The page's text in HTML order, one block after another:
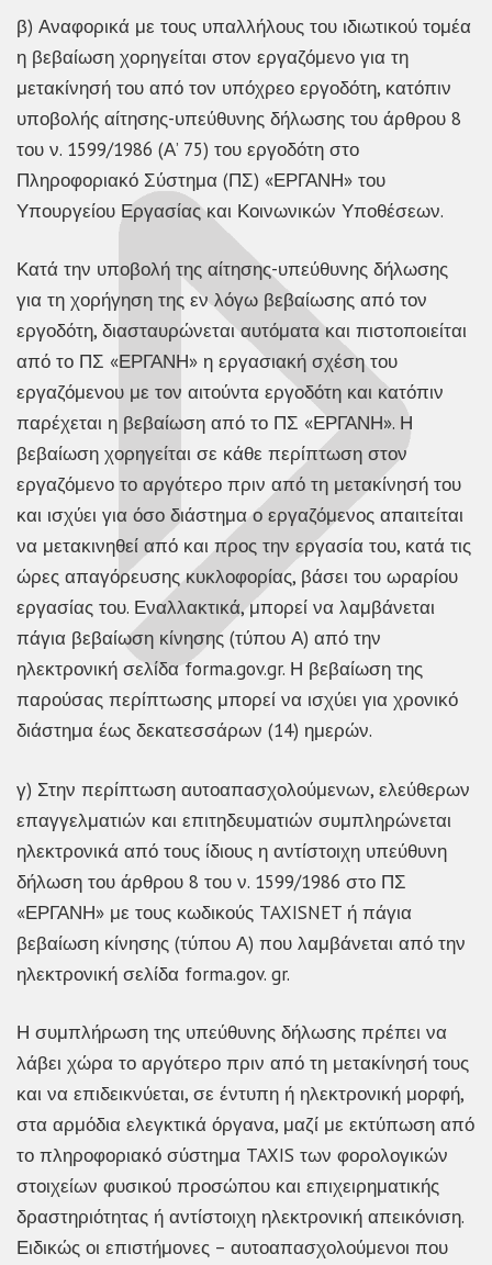
β) Αναφορικά με τους υπαλλήλους του ιδιωτικού τομέα
η βεβαίωση χορηγείται στον εργαζόμενο για τη
μετακίνησή του από τον υπόχρεο εργοδότη, κατόπιν
υποβολής αίτησης-υπεύθυνης δήλωσης του άρθρου 8
του ν. 1599/1986 (Α’ 75) του εργοδότη στο
Πληροφοριακό Σύστημα (ΠΣ) «ΕΡΓΑΝΗ» του
Υπουργείου Εργασίας και Κοινωνικών Υποθέσεων.
Κατά την υποβολή της αίτησης-υπεύθυνης δήλωσης
για τη χορήγηση της εν λόγω βεβαίωσης από τον
εργοδότη, διασταυρώνεται αυτόματα και πιστοποιείται
από το ΠΣ «ΕΡΓΑΝΗ» η εργασιακή σχέση του
εργαζόμενου με τον αιτούντα εργοδότη και κατόπιν
παρέχεται η βεβαίωση από το ΠΣ «ΕΡΓΑΝΗ». Η
βεβαίωση χορηγείται σε κάθε περίπτωση στον
εργαζόμενο το αργότερο πριν από τη μετακίνησή του
και ισχύει για όσο διάστημα ο εργαζόμενος απαιτείται
να μετακινηθεί από και προς την εργασία του, κατά τις
ώρες απαγόρευσης κυκλοφορίας, βάσει του ωραρίου
εργασίας του. Εναλλακτικά, μπορεί να λαμβάνεται
πάγια βεβαίωση κίνησης (τύπου Α) από την
ηλεκτρονική σελίδα forma.gov.gr. Η βεβαίωση της
παρούσας περίπτωσης μπορεί να ισχύει για χρονικό
διάστημα έως δεκατεσσάρων (14) ημερών.
γ) Στην περίπτωση αυτοαπασχολούμενων, ελεύθερων
επαγγελματιών και επιτηδευματιών συμπληρώνεται
ηλεκτρονικά από τους ίδιους η αντίστοιχη υπεύθυνη
δήλωση του άρθρου 8 του ν. 1599/1986 στο ΠΣ
«ΕΡΓΑΝΗ» με τους κωδικούς TAXISNET ή πάγια
βεβαίωση κίνησης (τύπου Α) που λαμβάνεται από την
ηλεκτρονική σελίδα forma.gov. gr.
Η συμπλήρωση της υπεύθυνης δήλωσης πρέπει να
λάβει χώρα το αργότερο πριν από τη μετακίνησή τους
και να επιδεικνύεται, σε έντυπη ή ηλεκτρονική μορφή,
στα αρμόδια ελεγκτικά όργανα, μαζί με εκτύπωση από
το πληροφοριακό σύστημα TAXIS των φορολογικών
στοιχείων φυσικού προσώπου και επιχειρηματικής
δραστηριότητας ή αντίστοιχη ηλεκτρονική απεικόνιση.
Ειδικώς οι επιστήμονες – αυτοαπασχολούμενοι που